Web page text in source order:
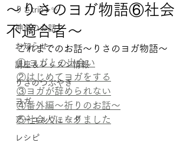
りさtrip✈️✨
神道のお話
お知らせ
講座＆レッスン情報
りさのつぶやき
ヨガ
アーユルヴェーダ
レシピ
〜りさのヨガ物語⑥社会
不適合者〜
これまでのお話〜りさのヨガ物語〜
① ヨガとの出会い
②はじめてヨガをする
③ヨガが辞められない
④番外編〜祈りのお話〜
⑤社会人になりました